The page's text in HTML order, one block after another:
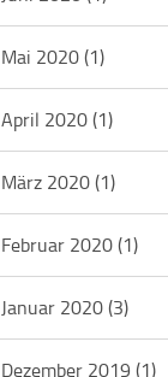
Mai 2020(1)
April 2020(1)
März 2020(1)
Februar 2020(1)
Januar 2020(3)
Dezember 2019(1)